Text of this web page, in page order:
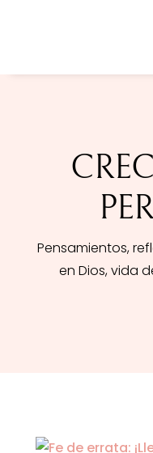
Pensamientos,
en Dios, vida